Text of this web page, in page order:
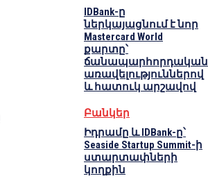
IDBank-ը
ներկայացնում է նոր
Mastercard World
քարտը՝
ճանապարհորդական
առավելություններով
և հատուկ արշավով
Բանկեր
Իդրամը և IDBank-ը՝
Seaside Startup Summit-ի
ստարտափների
կողքին